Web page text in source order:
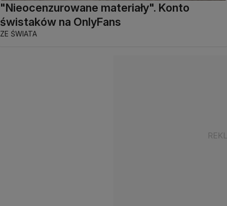
"Nieocenzurowane materiały". Konto
świstaków na OnlyFans
ZE ŚWIATA